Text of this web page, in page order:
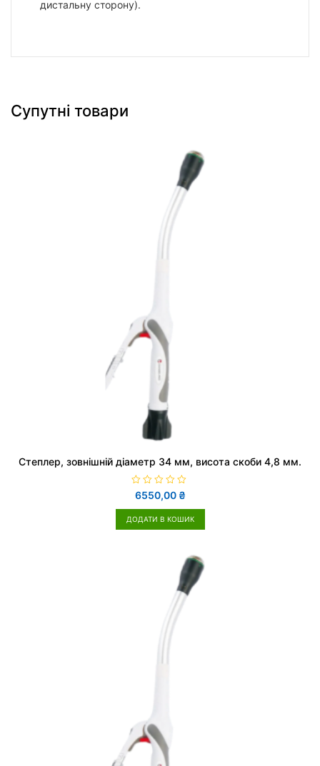
дистальну сторону).
Супутні товари
Cтеплер, зовнішній діаметр 34 мм, висота скоби 4,8 мм.
О
і
н
6550,00 ₴
ДОДАТИ В КОШИК